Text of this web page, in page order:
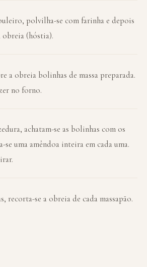
polvilha-se com farinha e depois
obreia (hóstia).
a obreia bolinhas de massa preparada.
no forno.
achatam-se as bolinhas com os
se uma amêndoa inteira em cada uma.
recorta-se a obreia de cada massapão.